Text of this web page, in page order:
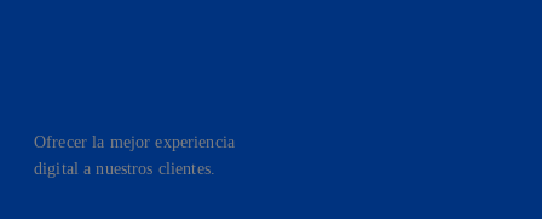
Ofrecer la mejor experiencia
digital a nuestros clientes.